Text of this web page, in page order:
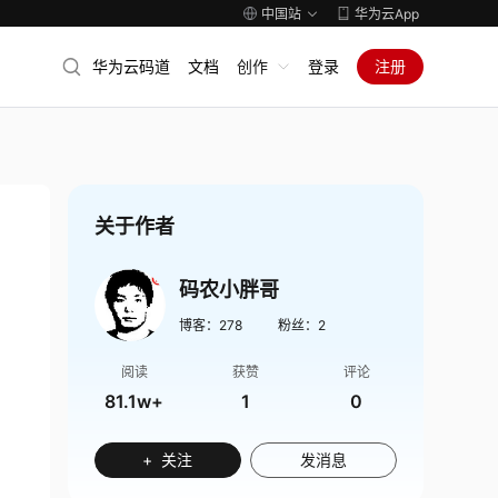
中国站 华为云App
华为云码道 文档 创作 登录 注册
关于作者
码农小胖哥
博客： 278 粉丝： 2
阅读
81.1w+
获赞
1
评论
0
+ 关注 发消息